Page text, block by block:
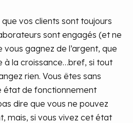
que vos clients sont toujours
sont engagés (et ne
gagnez de l’argent, que
à la croissance…bref, si tout
rien. Vous êtes sans
état de fonctionnement
dire que vous ne pouvez
mais, si vous vivez cet état